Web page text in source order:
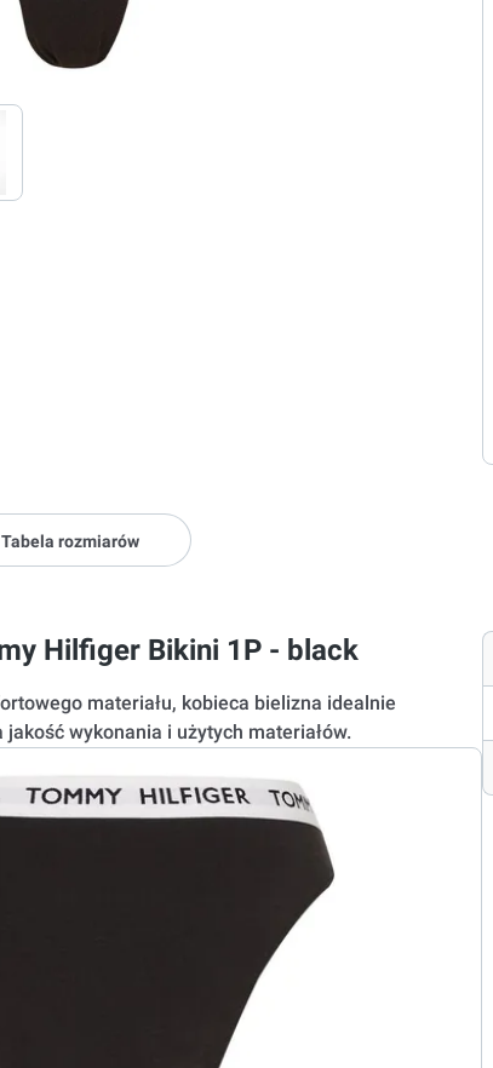
Tabela rozmiarów
Hilfiger Bikini 1P - black
materiału, kobieca bielizna idealnie
jakość wykonania i użytych materiałów.